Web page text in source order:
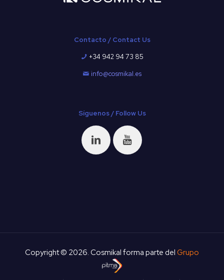
Contacto / Contact Us
+34 942 94 73 85
info@cosmikal.es
Síguenos / Follow Us
Copyright © 2026. Cosmikal forma parte del Grupo